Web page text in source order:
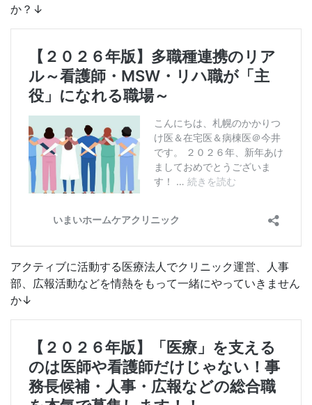
か？↓
アクティブに活動する医療法人でクリニック運営、人事
部、広報活動などを情熱をもって一緒にやっていきません
か↓